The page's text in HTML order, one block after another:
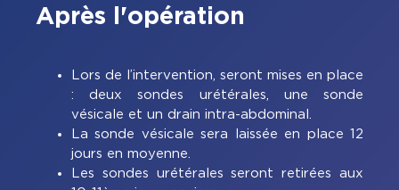
Après l'opération
Lors de l’intervention, seront mises en place
: deux sondes urétérales, une sonde
vésicale et un drain intra-abdominal.
La sonde vésicale sera laissée en place 12
jours en moyenne.
Les sondes urétérales seront retirées aux